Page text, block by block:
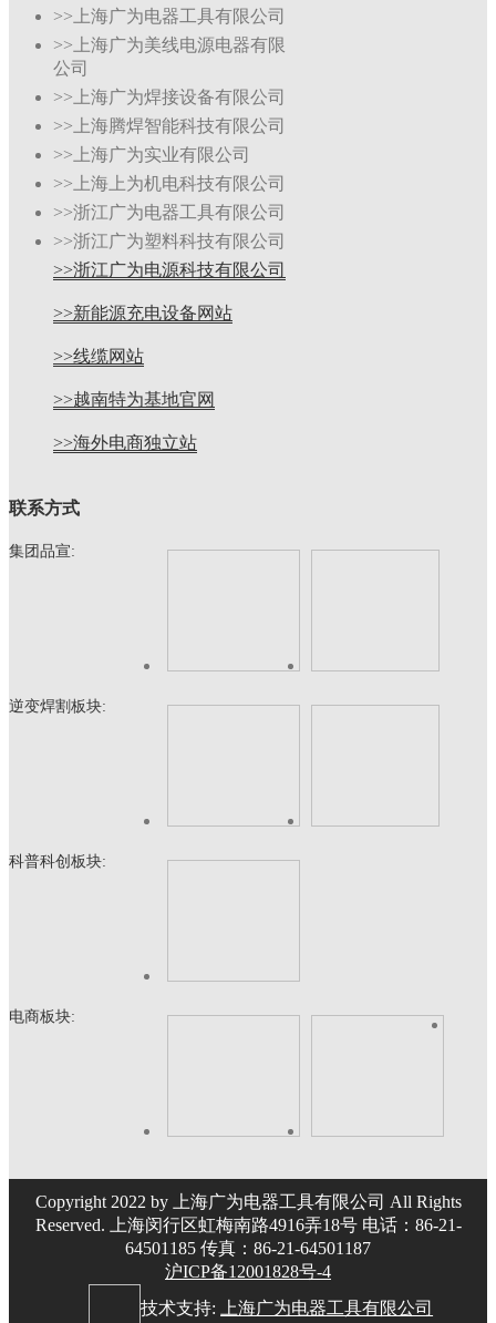
>>上海广为电器工具有限公司
>>上海广为美线电源电器有限
公司
>>上海广为焊接设备有限公司
>>上海腾焊智能科技有限公司
>>上海广为实业有限公司
>>上海上为机电科技有限公司
>>浙江广为电器工具有限公司
>>浙江广为塑料科技有限公司
>>浙江广为电源科技有限公司
>>新能源充电设备网站
>>线缆网站
>>越南特为基地官网
>>海外电商独立站
联系方式
集团品宣:
逆变焊割板块:
科普科创板块:
电商板块:
Copyright 2022 by 上海广为电器工具有限公司 All Rights
Reserved. 上海闵行区虹梅南路4916弄18号 电话：86-21-
64501185 传真：86-21-64501187
沪ICP备12001828号-4
技术支持:
上海广为电器工具有限公司